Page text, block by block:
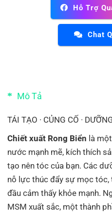
Hỗ Trợ
Chat
Mô Tả
TÁI TẠO · CỦNG CỐ ·
Chiết xuất Rong Biển là
nước mạnh mẽ, kích thích
tạo nên tóc của bạn. Các
nỗ lực thúc đẩy sự mọc
đầu cảm thấy khỏe mạnh.
MSM xuất sắc, một thành